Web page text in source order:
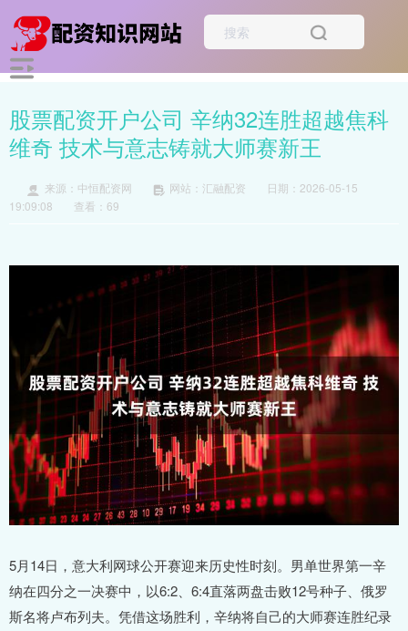
股票配资开户公司 辛纳32连胜超越焦科
维奇 技术与意志铸就大师赛新王
来源：中恒配资网 网站：汇融配资
日期：2026-05-15
19:09:08
查看：69
5月14日，意大利网球公开赛迎来历史性时刻。男单世界第一辛
纳在四分之一决赛中，以6:2、6:4直落两盘击败12号种子、俄罗
斯名将卢布列夫。凭借这场胜利，辛纳将自己的大师赛连胜纪录